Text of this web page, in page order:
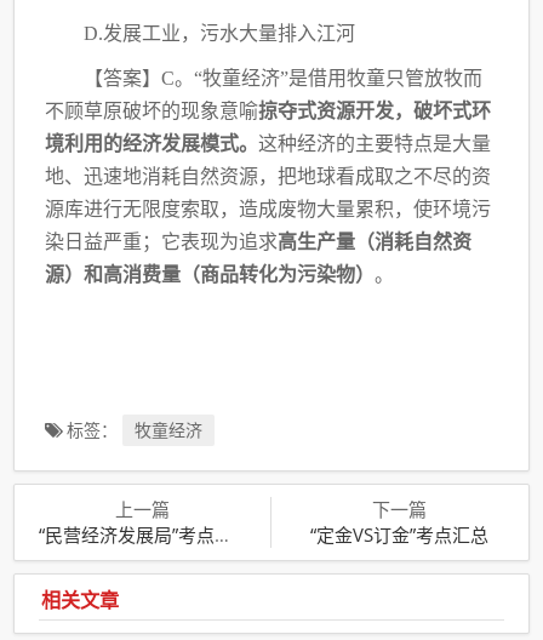
D.发展工业，污水大量排入江河
【答案】C。“牧童经济”是借用牧童只管放牧而
不顾草原破坏的现象意喻掠夺式资源开发，破坏式环
境利用的经济发展模式。这种经济的主要特点是大量
地、迅速地消耗自然资源，把地球看成取之不尽的资
源库进行无限度索取，造成废物大量累积，使环境污
染日益严重； 它表现为追求高生产量（消耗自然资
源）和高消费量（商品转化为污染物）。
标签： 牧童经济
上一篇
“民营经济发展局”考点汇总
下一篇
“定金VS订金”考点汇总
相关文章